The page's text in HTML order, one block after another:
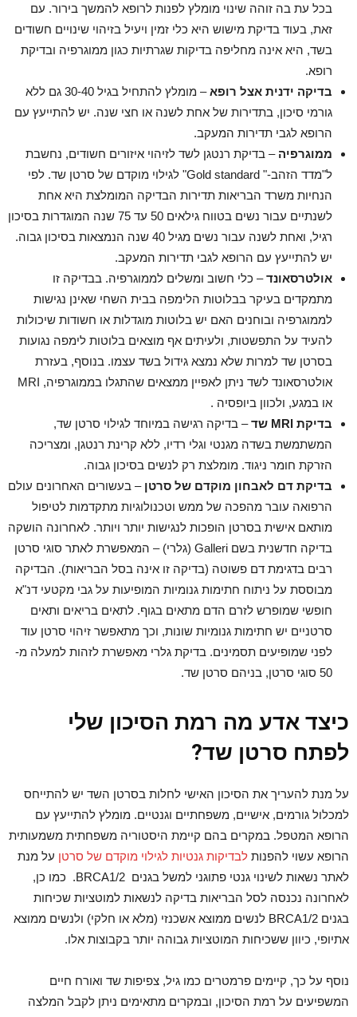
בכל עת בה זוהה שינוי מומלץ לפנות לרופא להמשך בירור. עם
זאת, בעוד בדיקת מישוש היא כלי זמין ויעיל בזיהוי שינויים חשודים
בשד, היא אינה מחליפה בדיקות שגרתיות כגון ממוגרפיה ובדיקת
רופא.
בדיקה ידנית אצל רופא
– מומלץ להתחיל בגיל 30-40 גם ללא
גורמי סיכון, בתדירות של אחת לשנה או חצי שנה. יש להתייעץ עם
הרופא לגבי תדירות המעקב.
ממוגרפיה – בדיקת רנטגן לשד לזיהוי איזורים חשודים, נחשבת
ל"מדד הזהב-" Gold standard" לגילוי מוקדם של סרטן שד. לפי
הנחיות משרד הבריאות תדירות הבדיקה המומלצת היא אחת
לשנתיים עבור נשים בטווח גילאים 50 עד 75 שנה המוגדרות בסיכון
רגיל, ואחת לשנה עבור נשים מגיל 40 שנה הנמצאות בסיכון גבוה.
יש להתייעץ עם הרופא לגבי תדירות המעקב.
אולטרסאונד– כלי חשוב ומשלים לממוגרפיה. בבדיקה זו
מתמקדים בעיקר בבלוטות הלימפה בבית השחי שאינן נגישות
לממוגרפיה ובוחנים האם יש בלוטות מוגדלות או חשודות שיכולות
להעיד על התפשטות, ולעיתים אף מוצאים בלוטות לימפה נגועות
בסרטן שד למרות שלא נמצא גידול בשד עצמו. בנוסף, בעזרת
אולטרסאונד לשד ניתן לאפיין ממצאים שהתגלו בממוגרפיה, MRI
או במגע, ולכוון ביופסיה .
בדיקת
שד– בדיקה רגישה במיוחד לגילוי סרטן שד,
המשתמשת בשדה מגנטי וגלי רדיו, ללא קרינת רנטגן, ומצריכה
הזרקת חומר ניגוד. מומלצת רק לנשים בסיכון גבוה.
בדיקת דם לאבחון מוקדם של סרטן – בעשורים האחרונים עולם
הרפואה עובר מהפכה של ממש וטכנולוגיות מתקדמות לטיפול
מותאם אישית בסרטן הופכות לנגישות יותר ויותר. לאחרונה הושקה
בדיקה חדשנית בשם Galleri (גלרי) – המאפשרת לאתר סוגי סרטן
רבים בדגימת דם פשוטה (בדיקה זו אינה בסל הבריאות). הבדיקה
מבוססת על ניתוח חתימות גנומיות המופיעות על גבי מקטעי דנ"א
חופשי שמופרש לזרם הדם מתאים בגוף. לתאים בריאים ותאים
סרטניים יש חתימות גנומיות שונות, וכך מתאפשר זיהוי סרטן עוד
לפני שמופיעים תסמינים. בדיקת גלרי מאפשרת לזהות למעלה מ-
50 סוגי סרטן, בניהם סרטן שד.
כיצד אדע מה רמת הסיכון שלי
לפתח סרטן שד?
על מנת להעריך את הסיכון האישי לחלות בסרטן השד יש להתייחס
למכלול גורמים, אישיים, משפחתיים וגנטיים. מומלץ להתייעץ עם
הרופא המטפל. במקרים בהם קיימת היסטוריה משפחתית משמעותית
הרופא עשוי להפנות לבדיקות גנטיות לגילוי מוקדם של סרטן על מנת
לאתר נשאות לשינוי גנטי פתוגני למשל בגנים BRCA1/2. כמו כן,
לאחרונה נכנסה לסל הבריאות בדיקה לנשאות למוטציות שכיחות
בגנים BRCA1/2 לנשים ממוצא אשכנזי (מלא או חלקי) ולנשים ממוצא
אתיופי, כיוון ששכיחות המוטציות גבוהה יותר בקבוצות אלו.
נוסף על כך, קיימים פרמטרים כמו גיל, צפיפות שד ואורח חיים
המשפיעים על רמת הסיכון, ובמקרים מתאימים ניתן לקבל המלצה